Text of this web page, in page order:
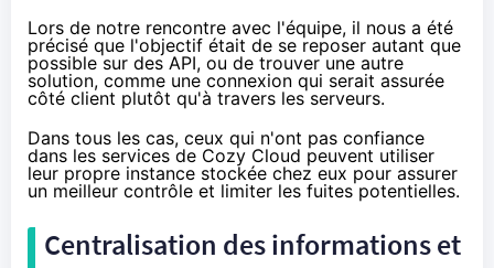
Lors de notre rencontre avec l'équipe, il nous a été
précisé que l'objectif était de se reposer autant que
possible sur des API, ou de trouver une autre
solution, comme une connexion qui serait assurée
côté client plutôt qu'à travers les serveurs.
Dans tous les cas, ceux qui n'ont pas confiance
dans les services de Cozy Cloud peuvent utiliser
leur propre instance stockée chez eux pour assurer
un meilleur contrôle et limiter les fuites potentielles.
Centralisation des informations et